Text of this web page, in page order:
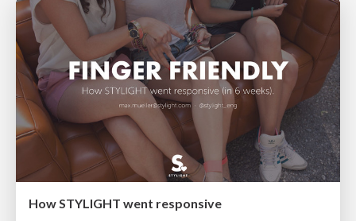
How STYLIGHT went responsive